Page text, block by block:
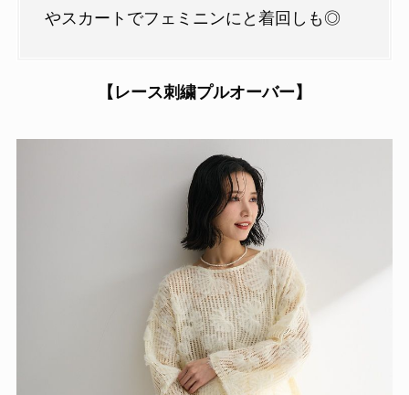
やスカートでフェミニンにと着回しも◎
【レース刺繍プルオーバー】